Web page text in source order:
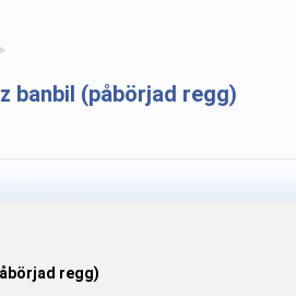
banbil (påbörjad regg)
regg)